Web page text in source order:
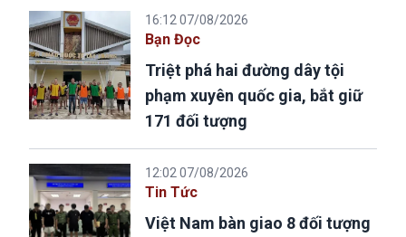
16:12 07/08/2026
Bạn Đọc
Triệt phá hai đường dây tội
phạm xuyên quốc gia, bắt giữ
171 đối tượng
12:02 07/08/2026
Tin Tức
Việt Nam bàn giao 8 đối tượng